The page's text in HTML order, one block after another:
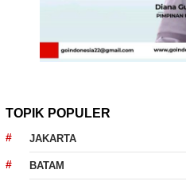
TOPIK POPULER
JAKARTA
BATAM